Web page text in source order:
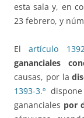
esta sala y, en
23 febrero, y
Elartículo
gananciales
causas, por la
1393-3.º
gananciales por